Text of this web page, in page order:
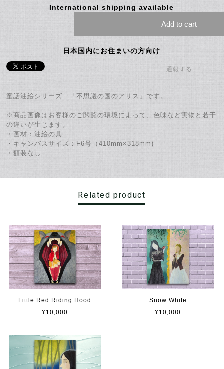
International shipping available
Add to cart
日本国内にお住まいの方向け
通報する
童話油絵シリーズ 「不思議の国のアリス」です。
※商品画像はお客様のご閲覧の環境によって、色味など実物と若干
の違いが生じます。
・画材：油絵の具
・キャンバスサイズ：F6号（410mm×318mm)
・額装なし
Related product
Little Red Riding Hood
¥10,000
Snow White
¥10,000